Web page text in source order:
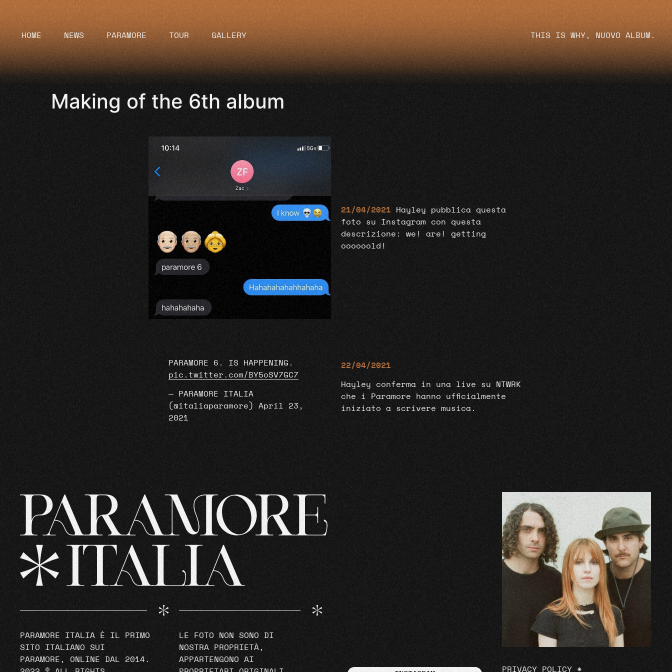
HOME NEWS PARAMORE TOUR GALLERY THIS IS WHY, NUOVO ALBUM.
Making of the 6th album
21/04/2021 Hayley pubblica questa
foto su Instagram con questa
descrizione: we! are! getting
oooooold!
PARAMORE 6. IS HAPPENING.
pic.twitter.com/BY5oSV7GC7
— PARAMORE ITALIA
(@italiaparamore) April 23,
2021
22/04/2021
Hayley conferma in una live su NTWRK
che i Paramore hanno ufficialmente
iniziato a scrivere musica.
PARAMORE ITALIA È IL PRIMO
SITO ITALIANO SUI
PARAMORE, ONLINE DAL 2014.
LE FOTO NON SONO DI
NOSTRA PROPRIETÀ,
APPARTENGONO AI
PRIVACY POLICY *